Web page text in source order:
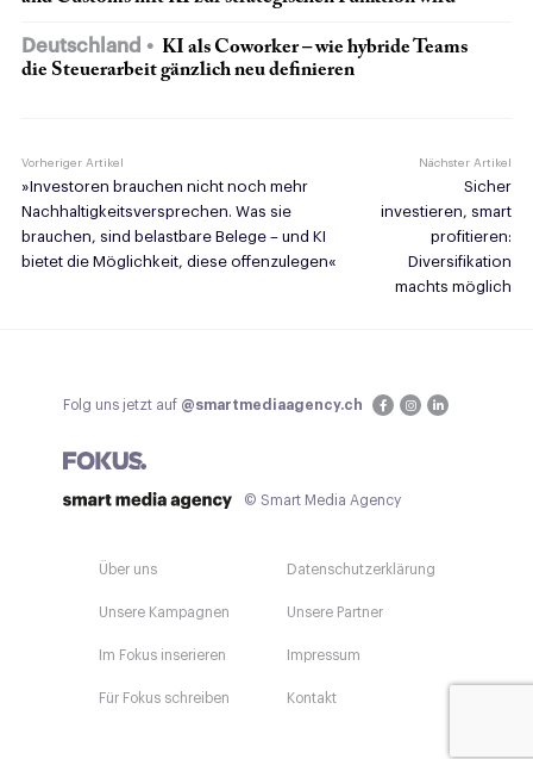
Deutschland
KI als Coworker – wie hybride Teams
die Steuerarbeit gänzlich neu definieren
Vorheriger Artikel
»Investoren brauchen nicht noch mehr
Nachhaltigkeitsversprechen. Was sie
brauchen, sind belastbare Belege – und KI
bietet die Möglichkeit, diese offenzulegen«
Nächster Artikel
Sicher
investieren, smart
profitieren:
Diversifikation
machts möglich
Folg uns jetzt auf @smartmediaagency.ch
© Smart Media Agency
Über uns
Unsere Kampagnen
Im Fokus inserieren
Für Fokus schreiben
Datenschutzerklärung
Unsere Partner
Impressum
Kontakt